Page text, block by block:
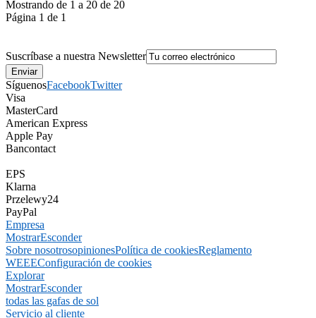
Mostrando de 1 a 20 de 20
Página 1 de 1
Suscríbase a nuestra Newsletter
SíguenosFacebookTwitter
Visa
MasterCard
American Express
Apple Pay
Bancontact
EPS
Klarna
Przelewy24
PayPal
Empresa
MostrarEsconder
Sobre nosotrosopinionesPolítica de cookiesReglamento
WEEEConfiguración de cookies
Explorar
MostrarEsconder
todas las gafas de sol
Servicio al cliente